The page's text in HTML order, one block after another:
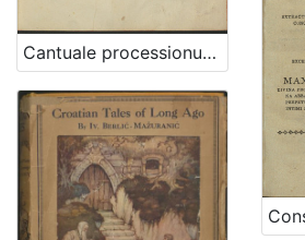
Cantuale processionum [pro ecclesia Zagrabiensi] ex veteri Zagrabiensis basilicae divi Stephani regis consuetudine institutum, zelo cultus divini firmatum, ac experimentali scientia probatorum virorum auctum, et approbatum